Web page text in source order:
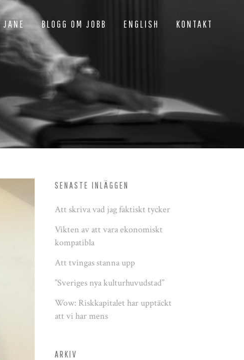
JANE BLOGG OM JOBB ENGLISH KONTAKT
SENASTE INLÄGGEN
Att skriva vad jag faktiskt tycker
Vikten av att vara ekonomiskt
kompatibla
Att tvingas stanna upp
”Sveriges nya kulturhuvudstad”
Wow: Riskkapitalet har upptäckt
att vi har mens
ARKIV